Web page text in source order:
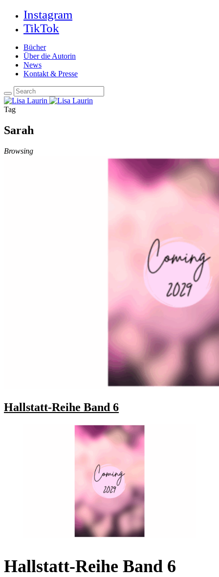
Instagram
TikTok
Bücher
Über die Autorin
News
Kontakt & Presse
Tag
Sarah
Browsing
Hallstatt-Reihe Band 6
Hallstatt-Reihe Band 6